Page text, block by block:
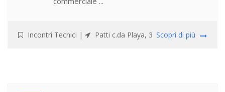
Incontri Tecnici | Patti c.da Playa, 3 Scopri di più